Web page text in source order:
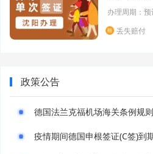
办理周期：
丢失赔付
政策公告
德国法兰克福机场海关条例规则
疫情期间德国申根签证(C签)到